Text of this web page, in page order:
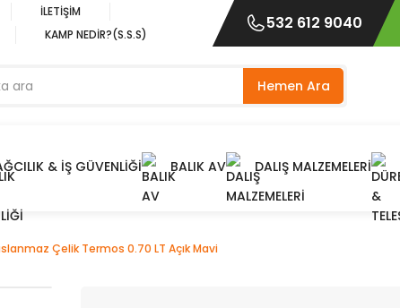
İLETİŞİM
KAMP NEDİR?(S.S.S)
532 612 9040
Hemen Ara
& İŞ GÜVENLİĞİ BALIK AV DALIŞ MALZEMELERİ
Çelik Termos 0.70 LT Açık Mavi